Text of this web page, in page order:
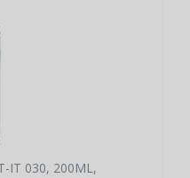
IT 030, 200ML,